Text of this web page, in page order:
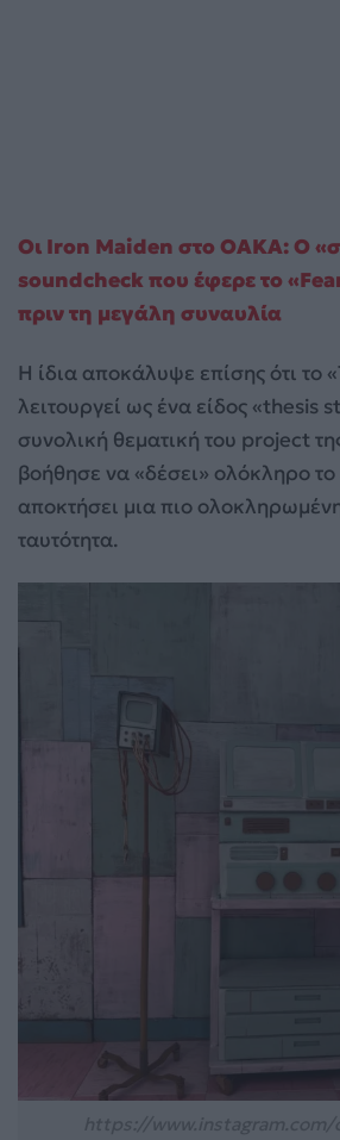
Οι Iron Maiden στο ΟΑΚΑ: Ο
soundcheck που έφερε το
πριν τη μεγάλη συναυλία
Η ίδια αποκάλυψε επίσης ότι το
λειτουργεί ως ένα είδος «thesis
συνολική θεματική του project
βοήθησε να «δέσει» ολόκληρο
αποκτήσει μια πιο
ταυτότητα.